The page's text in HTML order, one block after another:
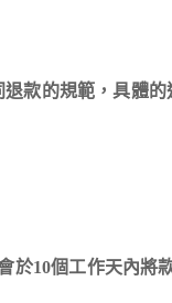
款的規範，具體的
於10個工作天內將